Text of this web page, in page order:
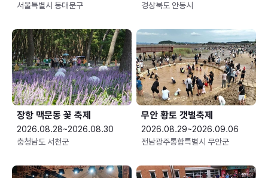
서울특별시 동대문구
경상북도 안동시
장항 맥문동 꽃 축제
2026.08.28~2026.08.30
충청남도 서천군
무안 황토 갯벌축제
2026.08.29~2026.09.06
전남광주통합특별시 무안군